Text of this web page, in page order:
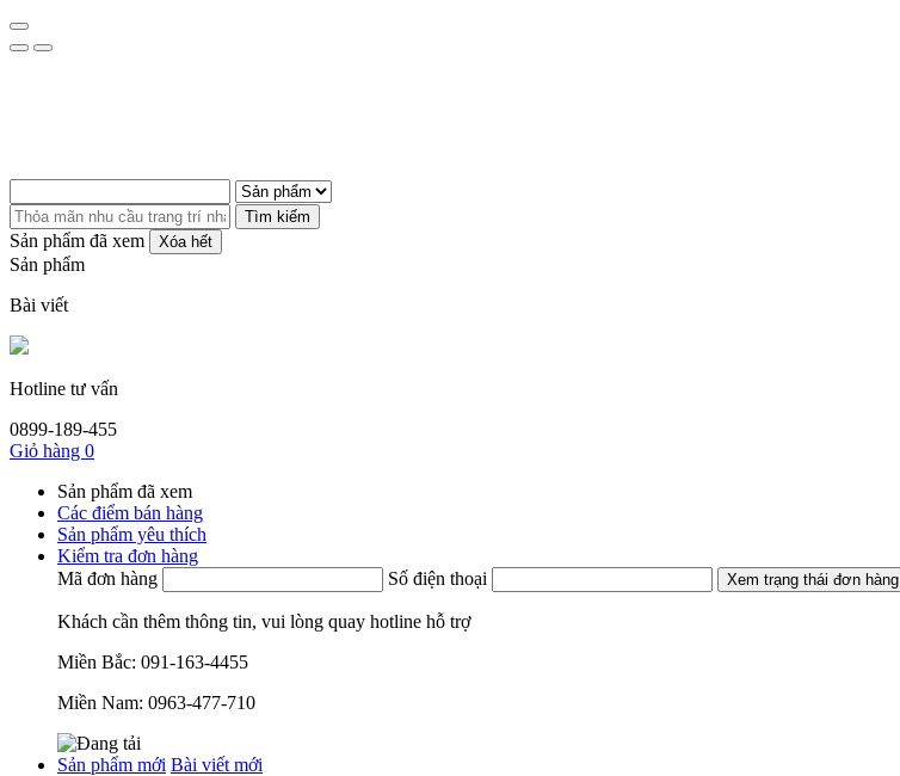
Tìm kiếm
Sản phẩm đã xem Xóa hết
Sản phẩm
Bài viết
Hotline tư vấn
0899-189-455
Giỏ hàng 0
Sản phẩm đã xem
Các điểm bán hàng
Sản phẩm yêu thích
Kiểm tra đơn hàng
Mã đơn hàng
Số điện thoại Xem trạng thái đơn hàng
Khách cần thêm thông tin, vui lòng quay hotline hỗ trợ
Miền Bắc: 091-163-4455
Miền Nam: 0963-477-710
Sản phẩm mới Bài viết mới